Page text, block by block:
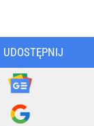
UDOSTĘPNIJ